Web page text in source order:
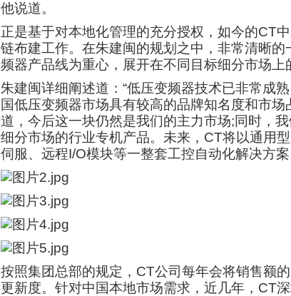
他说道。
正是基于对本地化管理的充分授权，如今的CT
链布建工作。在朱建闽的规划之中，非常清晰
频器产品线为重心，展开在不同目标细分市场上
朱建闽详细阐述道：“低压变频器技术已非常成
国低压变频器市场具有较高的品牌知名度和市
道，今后这一块仍然是我们的主力市场;同时，
细分市场的行业专机产品。未来，CT将以通用
伺服、远程I/O模块等一整套工控自动化解决方案
按照集团总部的规定，CT公司每年会将销售额
更新度。针对中国本地市场需求，近几年，CT